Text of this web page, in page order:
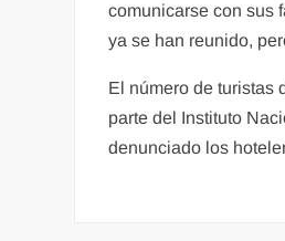
comunicarse con sus
ya se han reunido,
El número de turistas
parte del Instituto
denunciado los